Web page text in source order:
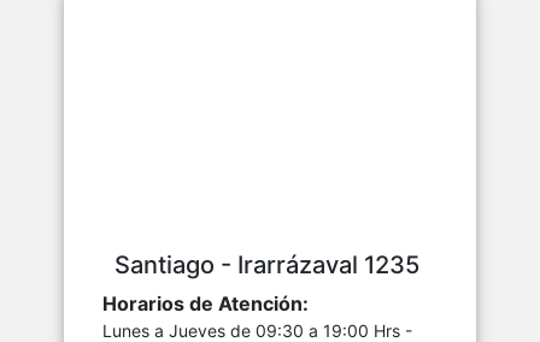
Santiago - Irarrázaval 1235
Horarios de Atención:
Lunes a Jueves de 09:30 a 19:00 Hrs -